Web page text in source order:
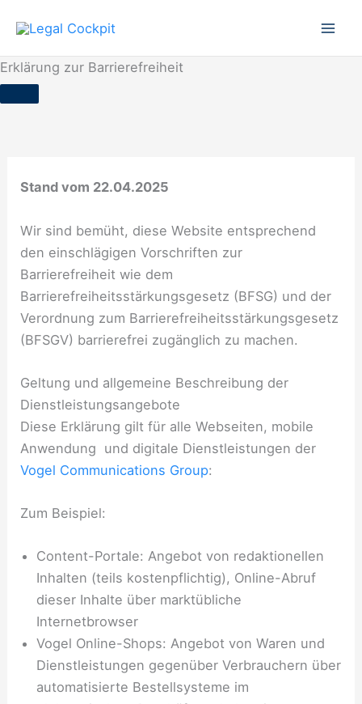
Inhalt
springen
Erklärung zur Barrierefreiheit
Stand vom 22.04.2025
Wir sind bemüht, diese Website entsprechend
den einschlägigen Vorschriften zur
Barrierefreiheit wie dem
Barrierefreiheitsstärkungsgesetz (BFSG) und der
Verordnung zum Barrierefreiheitsstärkungsgesetz
(BFSGV) barrierefrei zugänglich zu machen.
Geltung und allgemeine Beschreibung der
Dienstleistungsangebote
Diese Erklärung gilt für alle Webseiten, mobile
Anwendung und digitale Dienstleistungen der
Vogel Communications Group:
Zum Beispiel:
Content-Portale: Angebot von redaktionellen
Inhalten (teils kostenpflichtig), Online-Abruf
dieser Inhalte über marktübliche
Internetbrowser
Vogel Online-Shops: Angebot von Waren und
Dienstleistungen gegenüber Verbrauchern über
automatisierte Bestellsysteme im